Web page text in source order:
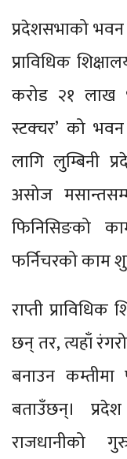
प्रदेशसभाको
प्राविधिक
करोड २१ लाख
स्टक्चर’ को भवन
लागि लुम्बिनी
असोज
फिनिसिङको
फर्निचरको काम
राप्ती
छन् तर, त्यहाँ
बनाउन कम्तीमा
बताउँछन्।
राजधानीको